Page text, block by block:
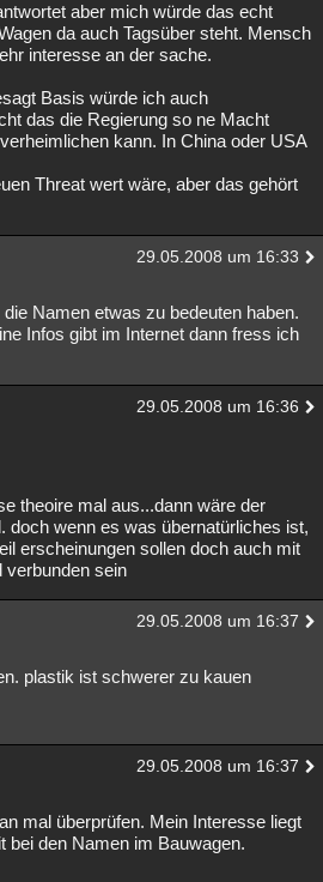
aber mich würde das echt
da auch Tagsüber steht. Mensch
interesse an der sache.
Basis würde ich auch
das die Regierung so ne Macht
kann. In China oder USA
Threat wert wäre, aber das gehört
29.05.2008 um 16:33
Namen etwas zu bedeuten haben.
Infos gibt im Internet dann fress ich
29.05.2008 um 16:36
theoire mal aus...dann wäre der
doch wenn es was übernatürliches ist,
erscheinungen sollen doch auch mit
verbunden sein
29.05.2008 um 16:37
plastik ist schwerer zu kauen
29.05.2008 um 16:37
mal überprüfen. Mein Interesse liegt
bei den Namen im Bauwagen.